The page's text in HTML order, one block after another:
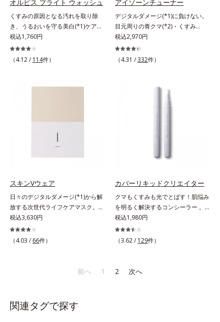
ラニンの生成を食い止めます。また
オルビス独自成分の「ブライトVC
コンプレックス(*9)」が、透明感を
阻害する原因(*10)にアプローチし
ます。さらに肌表面のなめらかさや
の輝きを生かして澄み渡る、輝き透
明肌を叶えます。L＝さっぱりタイ
プ（脂性肌～普通肌）M＝しっとり
コリン・メタクリル酸ブチル共重合
体液*2 メラニンの生成を抑え、シ
ミ・ソバカスを防ぐ*3 日本化粧品
業界で初めてメラニンの第三のルー
トに着目し、日本放射線影響学会第
53回大会で2010年10月に初めて発
ラノサイトまで*7 シミ・ソバカス
が肌表面にあらわれること*8 L-ア
ルコ樹皮エキス、油溶性甘草エキス
バカスの原因となるメラニンの生成
を食い止めます。またオルビス独自
成分の「ブライトVCコンプレック
ス(*8)」が、透明感を阻害する原因
(*9)にアプローチします。さらに肌
表面のなめらかさやみずみずしさを
湿成分も配合し、透明感を包括的に
サポート。全方位ケアのアプローチ
澄み渡る、輝き透明肌を叶えます。
L＝さっぱりタイプ（脂性肌～普通
面にあらわれること*2 メラニンの
*3 うるおいにより透明感のある肌
*4 日本化粧品業界で初めてメラニ
ンの第三のルートに着目し、日本放
射線影響学会第53回大会で2010年
おいによる*6 メラノサイトまで*7
L-アスコルビン酸 2-グルコシド*8
キス(2)*9 乾燥など
オルビス ブライト ウォッシュ
くすみの原因となる汚れを取り除
き、うるおいを守る美白(*1)ケアシ
リーズの洗顔料。業界初(*2)知見
「メラニンの第三のルート」である
「横のひろがり」に着目して、全方
てしまった紫外線ダメージをきっか
わかりました。そこでオルビス ブ
ライト シリーズは「メラニンにじ
C(*7)」を採用。肌奥(*5)まで浸透
ラニンの生成を食い止めます。また
オルビス独自成分の「ブライトVC
コンプレックス(*8)」が、透明感を
阻害する原因(*9)にアプローチしま
す。さらに肌表面のなめらかさやみ
性、2種の保湿成分も配合し、透明
きを生かして澄み渡る、輝き透明肌
税込1,760円
（4.12 / 114件）
アイゾーンチューナー
デジタルダメージ(*1)に負けない。
目元周りの青クマ(*2)・くすみ
(*3)・乾燥をケアする目元用スティ
ック状美容液。目元周りにあらわれ
る青クマ(*2)・くすみ(*3)・乾燥
放せない存在となったPCやスマー
トフォンなどのデジタルデバイス。
その液晶画面が発するブルーライト
を浴び続けると、目元周りには青ク
ジタルダメージの根本原因に着目
ア・ハイライト効果と、1本で3つの
発しました。保湿成分×マッサージ
乾燥をケアして目元スッキリ。さら
にワイルドタイムエキス(*5)が肌の
キメを整え、ブライトニングフィル
ター(*6)が光をコントロールして目
元のくすみを払い、透明感のある目
スティックをササッとすべらせるだ
税込2,970円
（4.31 /332件）
スキンVウェア
日々のデジタルダメージ(*1)から解
放する次世代ライフケアマスク。手
放せない存在となったPCやスマー
トフォンなどのデジタルデバイス。
現代人のライフスタイルでは、1日
も。PCやスマートフォンの液晶画
こされ、肌のバリア機能が低下して
しまいます。また、肌のハリ感が失
税込3,630円
（4.03 / 66件）
カバーリキッドクリエイター
クマもくすみも光でとばす！肌悩み
を明るく解決するコンシーラー 。
クマやくすみ(*)、年齢肌の抱えるお
悩みを、光で飛ばしてカバーするコ
ンシーラーです。黄ぐすみをカバー
してアラを見せず、自然に肌悩みを
税込1,980円
（3.62 / 129件）
前へ 1 2 次へ
関連タグで探す